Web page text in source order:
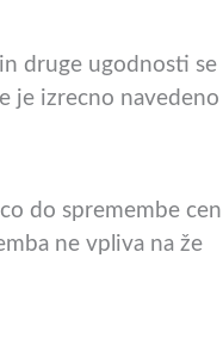
druge ugodnosti se
je izrecno navedeno
do spremembe cen
ne vpliva na že